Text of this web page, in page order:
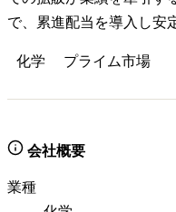
で、累進配当を導入し安
化学 プライム市場
会社概要
業種